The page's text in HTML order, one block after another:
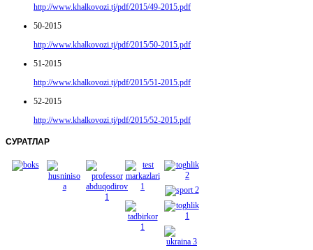
http://www.khalkovozi.tj/pdf/2015/49-2015.pdf
50-2015
http://www.khalkovozi.tj/pdf/2015/50-2015.pdf
51-2015
http://www.khalkovozi.tj/pdf/2015/51-2015.pdf
52-2015
http://www.khalkovozi.tj/pdf/2015/52-2015.pdf
СУРАТЛАР